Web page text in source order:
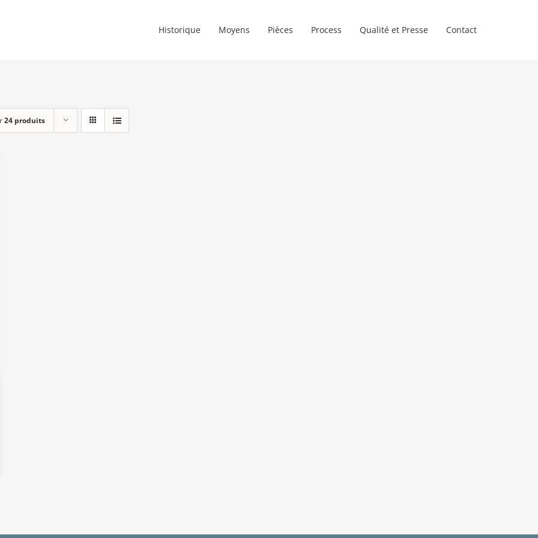
Historique Moyens Pièces Process Qualité et Presse Contact
24 produits